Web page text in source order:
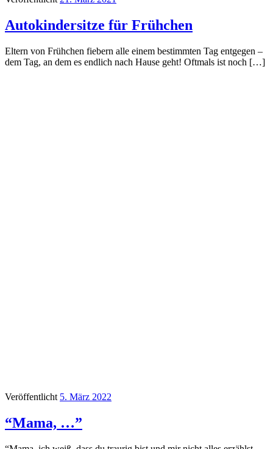
Autokindersitze für Frühchen
Eltern von Frühchen fiebern alle einem bestimmten Tag entgegen –
dem Tag, an dem es endlich nach Hause geht! Oftmals ist noch […]
Veröffentlicht 5. März 2022
“Mama, …”